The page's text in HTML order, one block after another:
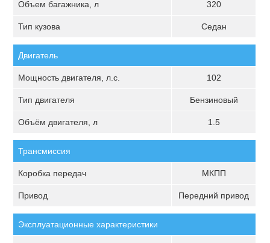
Объем багажника, л 320
Тип кузова Седан
Двигатель
Мощность двигателя, л.с. 102
Тип двигателя Бензиновый
Объём двигателя, л 1.5
Трансмиссия
Коробка передач МКПП
Привод Передний привод
Эксплуатационные характеристики